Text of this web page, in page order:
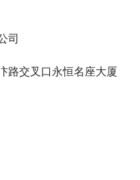
司
路交叉口永恒名座大厦